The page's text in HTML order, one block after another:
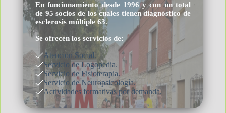
En funcionamiento desde 1996 y con un total
de 95 socios de los cuales tienen diagnóstico de
esclerosis múltiple 63.
Se ofrecen los servicios de:
Atención Social.
Servicio de Logopedia.
Servicio de Fisioterapia.
Servicio de Neuropsicología.
Actividades formativas por demanda.